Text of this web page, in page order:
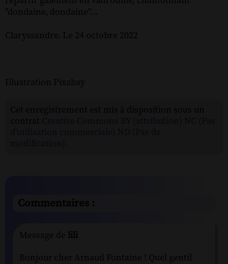
"dondaine, dondaine"...
Claryssandre. Le 24 octobre 2022
Illustration Pixabay
Commentaires :
Message de lili
Bonjour cher Arnaud Fontaine ! Quel gentil